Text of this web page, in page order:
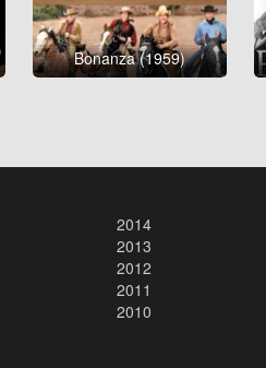
Bonanza (1959)
2014
2013
2012
2011
2010